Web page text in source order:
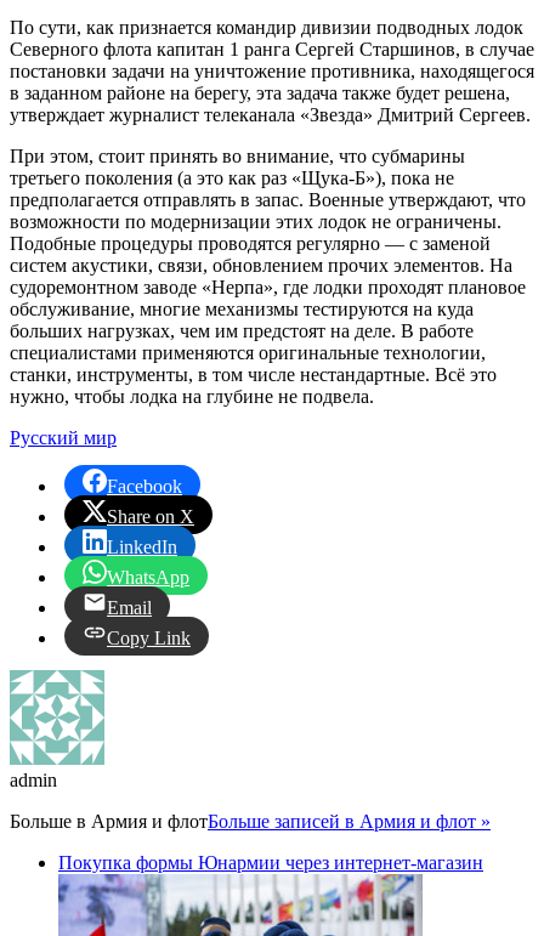
По сути, как признается командир дивизии подводных лодок
Северного флота капитан 1 ранга Сергей Старшинов, в случае
постановки задачи на уничтожение противника, находящегося
в заданном районе на берегу, эта задача также будет решена,
утверждает журналист телеканала «Звезда» Дмитрий Сергеев.
При этом, стоит принять во внимание, что субмарины
третьего поколения (а это как раз «Щука-Б»), пока не
предполагается отправлять в запас. Военные утверждают, что
возможности по модернизации этих лодок не ограничены.
Подобные процедуры проводятся регулярно — с заменой
систем акустики, связи, обновлением прочих элементов. На
судоремонтном заводе «Нерпа», где лодки проходят плановое
обслуживание, многие механизмы тестируются на куда
больших нагрузках, чем им предстоят на деле. В работе
специалистами применяются оригинальные технологии,
станки, инструменты, в том числе нестандартные. Всё это
нужно, чтобы лодка на глубине не подвела.
Русский мир
Facebook
Share on X
LinkedIn
WhatsApp
Email
Copy Link
admin
Больше в Армия и флотБольше записей в Армия и флот »
Покупка формы Юнармии через интернет-магазин